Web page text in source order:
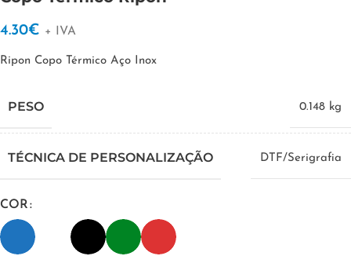
4.30€ + IVA
Ripon Copo Térmico Aço Inox
PESO 0.148 kg
TÉCNICA DE PERSONALIZAÇÃO DTF/Serigrafia
COR